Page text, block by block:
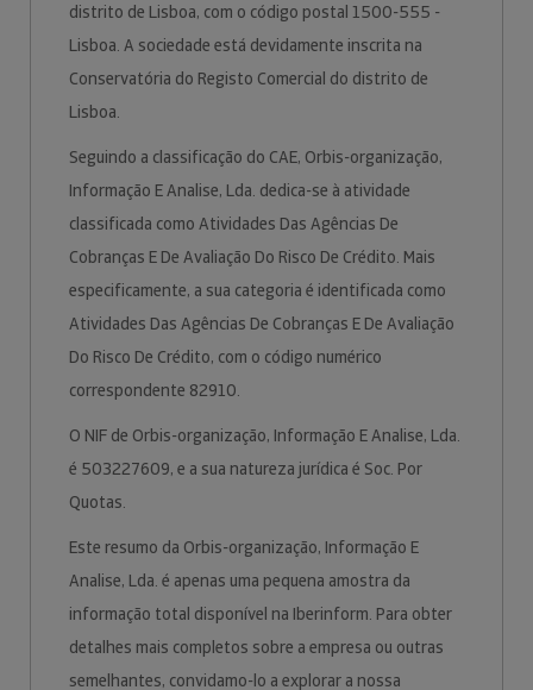
distrito de Lisboa, com o código postal 1500-555 -
Lisboa. A sociedade está devidamente inscrita na
Conservatória do Registo Comercial do distrito de
Lisboa.
Seguindo a classificação do CAE, Orbis-organização,
Informação E Analise, Lda. dedica-se à atividade
classificada como Atividades Das Agências De
Cobranças E De Avaliação Do Risco De Crédito. Mais
especificamente, a sua categoria é identificada como
Atividades Das Agências De Cobranças E De Avaliação
Do Risco De Crédito, com o código numérico
correspondente 82910.
O NIF de Orbis-organização, Informação E Analise, Lda.
é 503227609, e a sua natureza jurídica é Soc. Por
Quotas.
Este resumo da Orbis-organização, Informação E
Analise, Lda. é apenas uma pequena amostra da
informação total disponível na Iberinform. Para obter
detalhes mais completos sobre a empresa ou outras
semelhantes, convidamo-lo a explorar a nossa